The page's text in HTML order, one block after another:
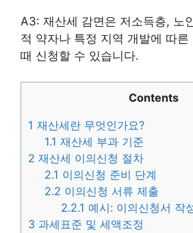
A3: 재산세 감면은 저소득층, 노
적 약자나 특정 지역 개발에 따른
때 신청할 수 있습니다.
Contents
1 재산세란 무엇인가요?
1.1 재산세 부과 기준
2 재산세 이의신청 절차
2.1 이의신청 준비 단계
2.2 이의신청 서류 제출
2.2.1 예시: 이의신청서 작
3 과세표준 및 세액조정